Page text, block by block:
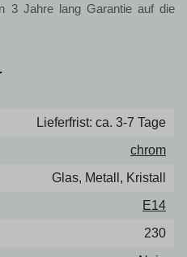
3 Jahre lang Garantie auf die
Lieferfrist: ca. 3-7 Tage
chrom
Glas, Metall, Kristall
E14
230